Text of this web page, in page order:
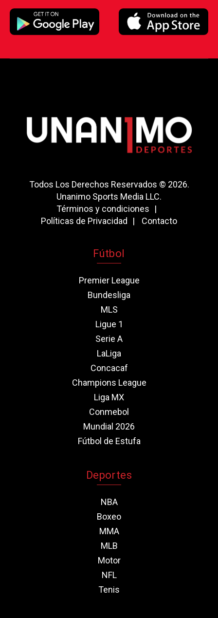
Todos Los Derechos Reservados © 2026.
Unanimo Sports Media LLC.
Términos y condiciones
Políticas de Privacidad
Contacto
Fútbol
Premier League
Bundesliga
MLS
Ligue 1
Serie A
LaLiga
Concacaf
Champions League
Liga MX
Conmebol
Mundial 2026
Fútbol de Estufa
Deportes
NBA
Boxeo
MMA
MLB
Motor
NFL
Tenis